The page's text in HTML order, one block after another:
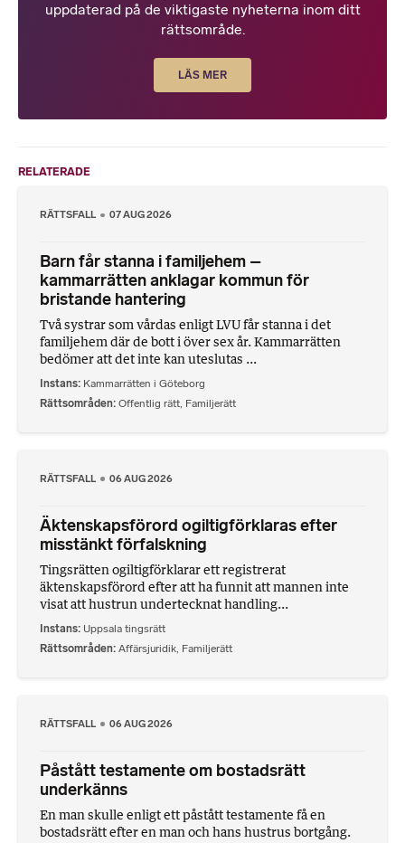
uppdaterad på de viktigaste nyheterna inom ditt
rättsområde.
LÄS MER
RELATERADE
RÄTTSFALL 07 AUG 2026
Barn får stanna i familjehem –
kammarrätten anklagar kommun för
bristande hantering
Två systrar som vårdas enligt LVU får stanna i det
familjehem där de bott i över sex år. Kammarrätten
bedömer att det inte kan uteslutas ...
Instans Kammarrätten i Göteborg
Rättsområden Offentlig rätt, Familjerätt
RÄTTSFALL 06 AUG 2026
Äktenskapsförord ogiltigförklaras efter
misstänkt förfalskning
Tingsrätten ogiltigförklarar ett registrerat
äktenskapsförord efter att ha funnit att mannen inte
visat att hustrun undertecknat handling...
Instans Uppsala tingsrätt
Rättsområden Affärsjuridik Familjerätt
RÄTTSFALL 06 AUG 2026
Påstått testamente om bostadsrätt
underkänns
En man skulle enligt ett påstått testamente få en
bostadsrätt efter en man och hans hustrus bortgång.